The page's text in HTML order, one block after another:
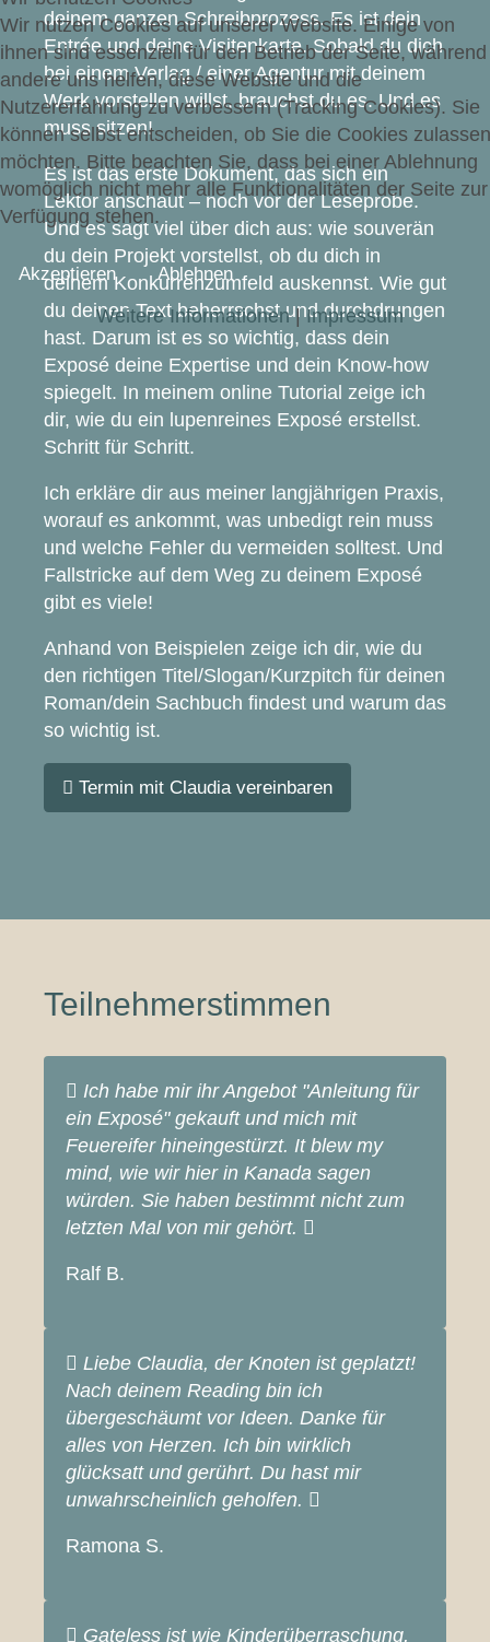
deinem ganzen Schreibprozess. Es ist dein
Entrée und deine Visitenkarte. Sobald du dich
bei einem Verlag / einer Agentur mit deinem
Werk vorstellen willst, brauchst du es. Und es
muss sitzen!
Es ist das erste Dokument, das sich ein
Lektor anschaut – noch vor der Leseprobe.
Und es sagt viel über dich aus: wie souverän
du dein Projekt vorstellst, ob du dich in
deinem Konkurrenzumfeld auskennst. Wie gut
du deinen Text beherrschst und durchdrungen
hast. Darum ist es so wichtig, dass dein
Exposé deine Expertise und dein Know-how
spiegelt. In meinem online Tutorial zeige ich
dir, wie du ein lupenreines Exposé erstellst.
Schritt für Schritt.
Ich erkläre dir aus meiner langjährigen Praxis,
worauf es ankommt, was unbedigt rein muss
und welche Fehler du vermeiden solltest. Und
Fallstricke auf dem Weg zu deinem Exposé
gibt es viele!
Anhand von Beispielen zeige ich dir, wie du
den richtigen Titel/Slogan/Kurzpitch für deinen
Roman/dein Sachbuch findest und warum das
so wichtig ist.
Termin mit Claudia vereinbaren
Teilnehmerstimmen
Ich habe mir ihr Angebot "Anleitung für
ein Exposé" gekauft und mich mit
Feuereifer hineingestürzt. It blew my
mind, wie wir hier in Kanada sagen
würden. Sie haben bestimmt nicht zum
letzten Mal von mir gehört.
Ralf B.
Liebe Claudia, der Knoten ist geplatzt!
Nach deinem Reading bin ich
übergeschäumt vor Ideen. Danke für
alles von Herzen. Ich bin wirklich
glücksatt und gerührt. Du hast mir
unwahrscheinlich geholfen.
Ramona S.
Gateless ist wie Kinderüberraschung,
Wir nutzen Cookies auf unserer Website. Einige von
ihnen sind essenziell für den Betrieb der Seite, während
andere uns helfen, diese Website und die
Nutzererfahrung zu verbessern (Tracking Cookies). Sie
können selbst entscheiden, ob Sie die Cookies zulassen
möchten. Bitte beachten Sie, dass bei einer Ablehnung
womöglich nicht mehr alle Funktionalitäten der Seite zur
Verfügung stehen.
Akzeptieren Ablehnen
Weitere Informationen|Impressum